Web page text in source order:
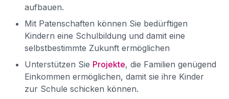
aufbauen.
Mit Patenschaften können Sie bedürftigen
Kindern eine Schulbildung und damit eine
selbstbestimmte Zukunft ermöglichen
Unterstützen Sie Projekte, die Familien genügend
Einkommen ermöglichen, damit sie ihre Kinder
zur Schule schicken können.